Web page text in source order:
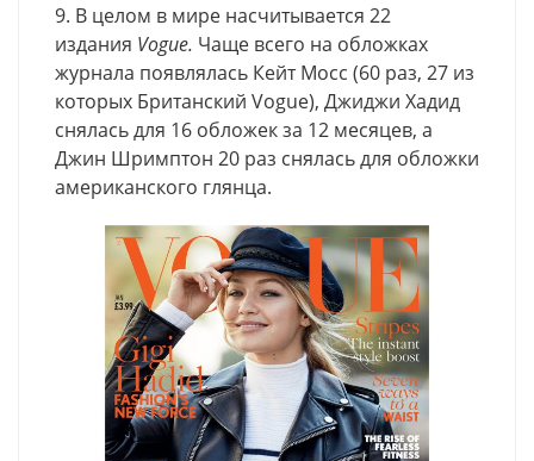
9. В целом в мире насчитывается 22
издания Vogue. Чаще всего на обложках
журнала появлялась Кейт Мосс (60 раз, 27 из
которых Британский Vogue), Джиджи Хадид
снялась для 16 обложек за 12 месяцев, а
Джин Шримптон 20 раз снялась для обложки
американского глянца.